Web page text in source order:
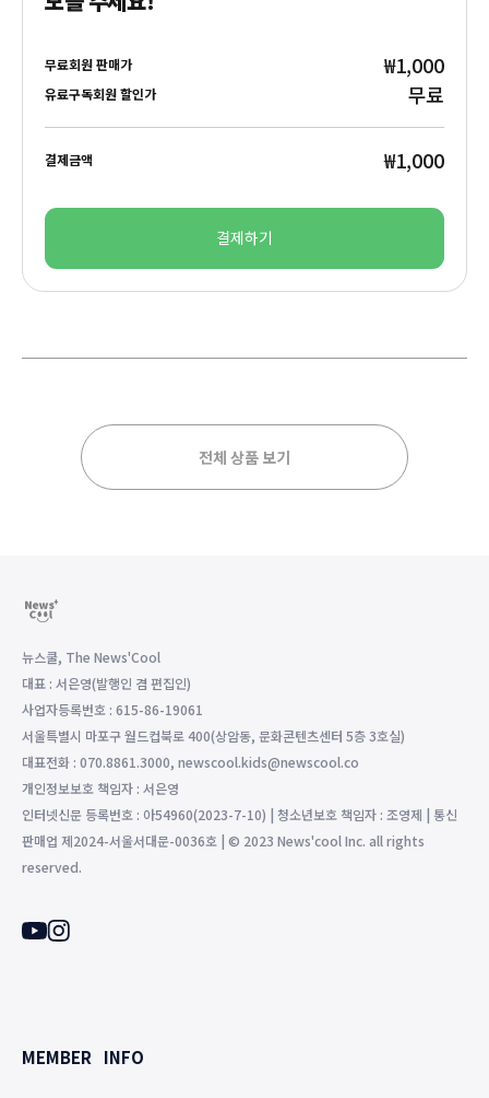
무료회원 판매가 ₩1,000
유료구독회원 할인가 무료
결제금액 ₩1,000
결제하기
전체 상품 보기
뉴스쿨, The News'Cool
대표 : 서은영(발행인 겸 편집인)
사업자등록번호 : 615-86-19061
서울특별시 마포구 월드컵북로 400(상암동, 문화콘텐츠센터 5층 3호실)
대표전화 : 070.8861.3000, newscool.kids@newscool.co
개인정보보호 책임자 : 서은영
인터넷신문 등록번호 : 아54960(2023-7-10) | 청소년보호 책임자 : 조영제 | 통신
판매업 제2024-서울서대문-0036호 | © 2023 News'cool Inc. all rights
reserved.
MEMBER INFO